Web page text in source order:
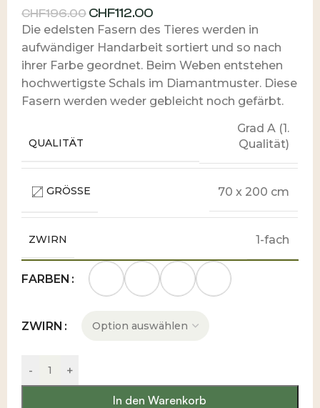
CHF196.00 CHF112.00
Die edelsten Fasern des Tieres werden in
aufwändiger Handarbeit sortiert und so nach
ihrer Farbe geordnet. Beim Weben entstehen
hochwertigste Schals im Diamantmuster. Diese
Fasern werden weder gebleicht noch gefärbt.
QUALITÄT
Grad A (1.
Qualität)
GRÖSSE 70 x 200 cm
ZWIRN 1-fach
FARBEN
ZWIRN
- +
In den Warenkorb